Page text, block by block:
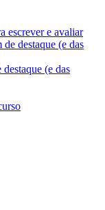
escrever e avaliar
destaque (e das
(e das